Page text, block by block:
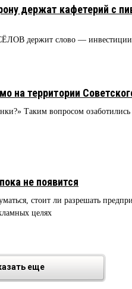
держат кафетерий с
держит слово —
на территории
Таким вопросом озаботились
не появится
стоит ли разрешать
целях
еще